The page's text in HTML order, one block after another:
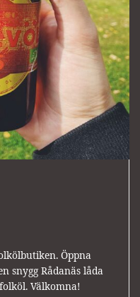
Öppna
snygg Rådanäs låda
Välkomna!